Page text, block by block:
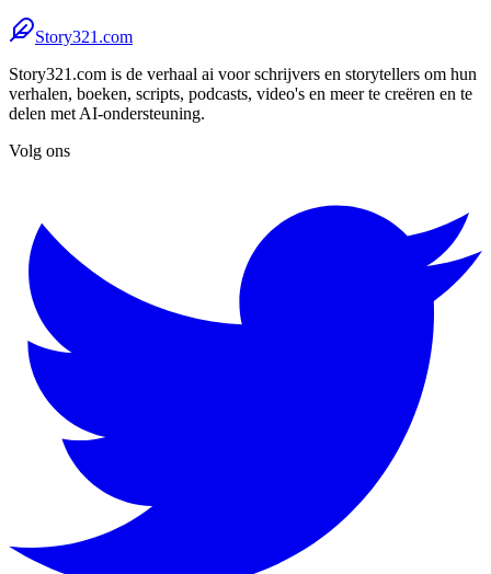
Story321.com
Story321.com is de verhaal ai voor schrijvers en storytellers om hun
verhalen, boeken, scripts, podcasts, video's en meer te creëren en te
delen met AI-ondersteuning.
Volg ons